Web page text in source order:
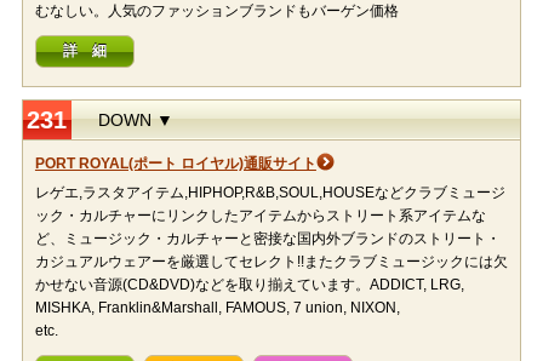
むなしい。人気のファッションブランドもバーゲン価格
詳 細
231 DOWN ▼
PORT ROYAL(ポート ロイヤル)通販サイト
レゲエ,ラスタアイテム,HIPHOP,R&B,SOUL,HOUSEなどクラブミュージ
ック・カルチャーにリンクしたアイテムからストリート系アイテムな
ど、ミュージック・カルチャーと密接な国内外ブランドのストリート・
カジュアルウェアーを厳選してセレクト!!またクラブミュージックには欠
かせない音源(CD&DVD)などを取り揃えています。ADDICT, LRG,
MISHKA, Franklin&Marshall, FAMOUS, 7 union, NIXON,
etc.